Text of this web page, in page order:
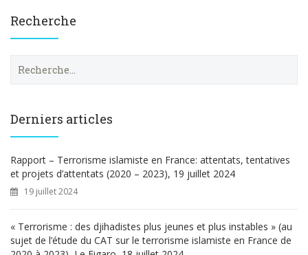
Recherche
e
h
e
r
Derniers articles
Rapport – Terrorisme islamiste en France: attentats, tentatives
et projets d’attentats (2020 – 2023), 19 juillet 2024
19 juillet 2024
« Terrorisme : des djihadistes plus jeunes et plus instables » (au
sujet de l’étude du CAT sur le terrorisme islamiste en France de